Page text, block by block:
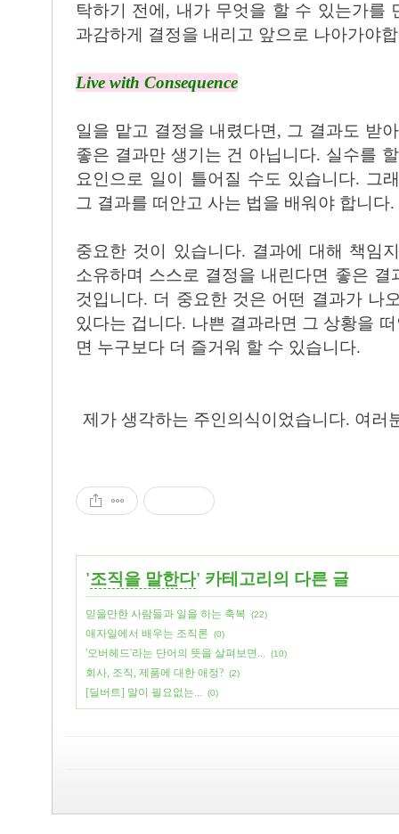
탁하기 전에, 내가 무엇을 할 수 있는가를
과감하게 결정을 내리고 앞으로 나아가야
Live with Consequence
일을 맡고 결정을 내렸다면, 그 결과도 받
좋은 결과만 생기는 건 아닙니다. 실수를
요인으로 일이 틀어질 수도 있습니다. 그
그 결과를 떠안고 사는 법을 배워야 합니다.
중요한 것이 있습니다. 결과에 대해 책임
소유하며 스스로 결정을 내린다면 좋은
것입니다. 더 중요한 것은 어떤 결과가 나
있다는 겁니다. 나쁜 결과라면 그 상황을
면 누구보다 더 즐거워 할 수 있습니다.
제가 생각하는 주인의식이었습니다. 여러
'조직을 말한다' 카테고리의 다른 글
믿을만한 사람들과 일을 하는 축복 (22)
애자일에서 배우는 조직론 (0)
'오버헤드'라는 단어의 뜻을 살펴보면... (10)
회사, 조직, 제품에 대한 애정? (2)
[딜버트] 말이 필요없는... (0)